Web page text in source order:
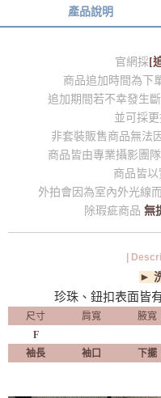
產品說明
官網採 [
商品追加時間為下
追加期間若不幸發生
並可採
非套裝販售商品無法
商品皆由專業攝影團
商品皆
外拍會因為室內外光線
除瑕疵商品 無
|
►
珍珠、鈕扣表面皆
尺寸 肩寬 腋寬
F
袖長
袖口 下擺